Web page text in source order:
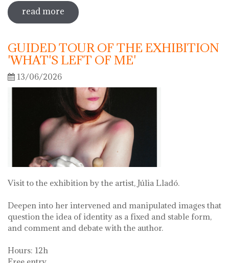
read more sobre visita guiada a l'exposició 'anar a
la font'
GUIDED TOUR OF THE EXHIBITION
'WHAT'S LEFT OF ME'
13/06/2026
Visit to the exhibition by the artist, Júlia Lladó.
Deepen into her intervened and manipulated images that
question the idea of identity as a fixed and stable form,
and comment and debate with the author.
Hours: 12h